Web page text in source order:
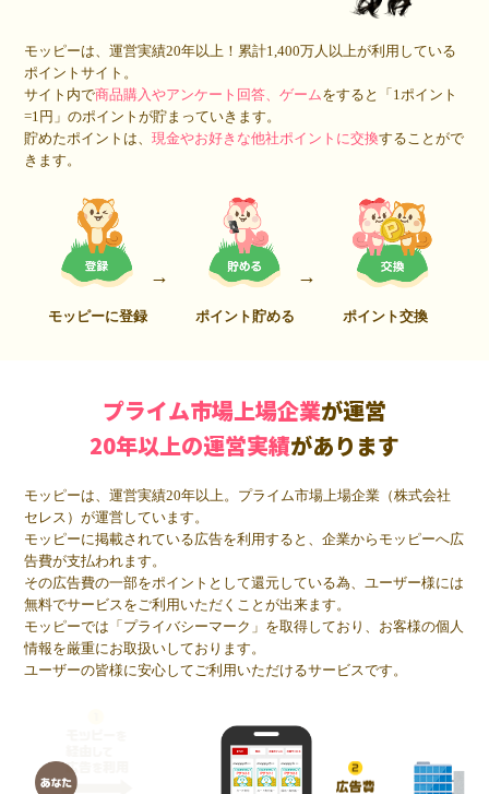
モッピーは、運営実績20年以上！累計1,400万人 以上が利用している
ポイントサイト。
サイト内で商品購入やアンケート回答、ゲームをすると「1ポイント
=1円」のポイントが貯まっていきます。
貯めたポイントは、現金やお好きな他社ポイントに交換することがで
きます。
モッピーに登録 ポイント貯める ポイント交換
プライム市場上場企業が運営
20年以上の運営実績があります
モッピーは、運営実績20年以上。プライム市場上場企業（株式会社
セレス）が運営しています。
モッピーに掲載されている広告を利用すると、企業からモッピーへ広
告費が支払われます。
その広告費の一部をポイントとして還元している為、ユーザー様には
無料でサービスをご利用いただくことが出来ます。
モッピーでは「プライバシーマーク」を取得しており、お客様の個人
情報を厳重にお取扱いしております。
ユーザーの皆様に安心してご利用いただけるサービスです。